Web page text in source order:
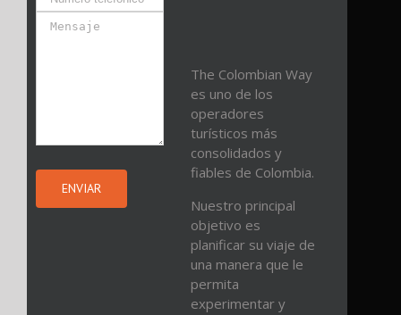
The Colombian Way
es uno de los
operadores
turísticos más
consolidados y
fiables de Colombia.
Nuestro principal
objetivo es
planificar su viaje de
una manera que le
permita
experimentar y